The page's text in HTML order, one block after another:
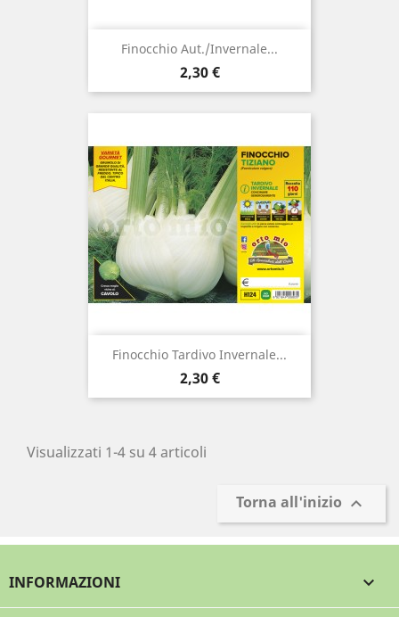
Finocchio Aut./invernale...
Prezzo
2,30 €
Finocchio Tardivo Invernale...
Prezzo
2,30 €
Visualizzati 1-4 su 4 articoli
Torna all'inizio 
INFORMAZIONI 